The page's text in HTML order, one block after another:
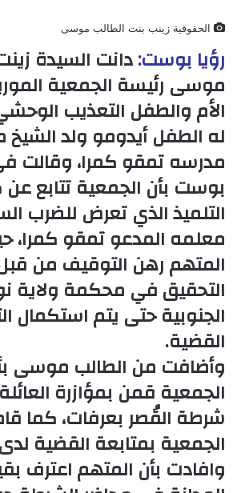
الحقوقية زينب بنت الطالب موسى
رؤيا بوست:دانت السيدة
موسى رئيسة الجمعية
الأم والطفل التعذيب
له الطفل أيدومو ولد
مدرسه تمقو كمرا، وقالت
بوست بأن الجمعية تتابع
التلميذ الذي تعرض للضرب
معلمه المدعو تمقو كمرا،
المتهم رهن التوقيف من
التحقيق في محكمة ولاية
الجنوبية حتى يتم استكمال
القضية.
وأضافت من الطالب موسى
الجمعية قمن بمؤازرة
شرطة القُصر بعرفات، كما
الجمعية بمتابعة القضية لدى
وافادت بأن المتهم اعترف